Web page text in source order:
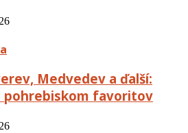
Medvedev a ďalší:
pohrebiskom favoritov